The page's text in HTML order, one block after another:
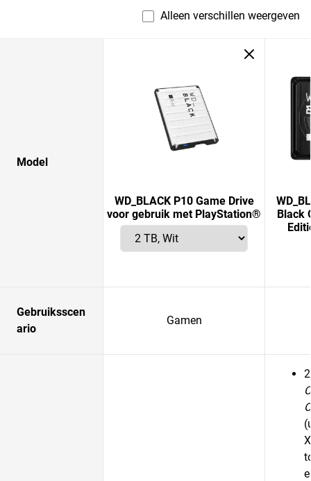
Alleen verschillen weergeven
Model
WD_BLACK P10 Game Drive
voor gebruik met PlayStation®
Black
Gebruiksscen
ario
Gamen